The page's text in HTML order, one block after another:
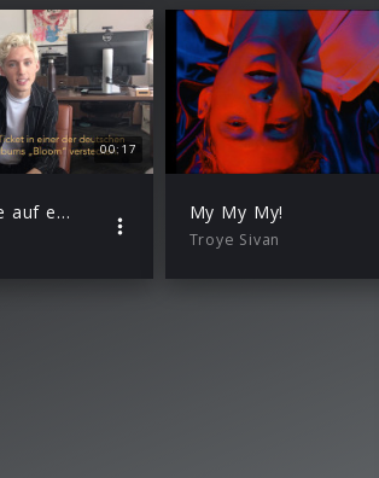
00:17
Deine Chance auf ein Treffen My My My!
Troye Sivan